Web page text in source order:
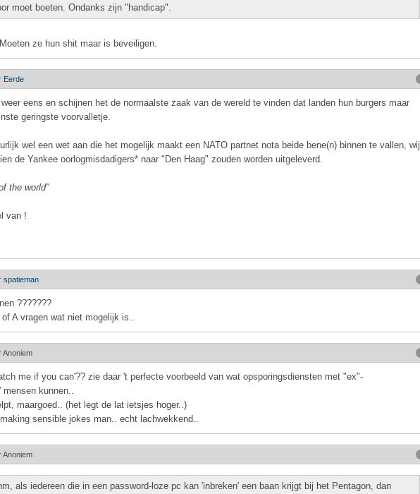
moet boeten. Ondanks zijn "handicap".
ze hun shit maar is beveiligen.
Eerde
eens en schijnen het de normaalste zaak van de wereld te vinden dat landen hun burgers maar
geringste voorvalletje.
wel een wet aan die het mogelijk maakt een NATO partnet nota beide bene(n) binnen te vallen, wij
de Yankee oorlogmisdadigers* naar "Den Haag" zouden worden uitgeleverd.
the world"
van !
spatieman
???????
A vragen wat niet mogelijk is..
Anoniem
me if you can'?? zie daar 't perfecte voorbeeld van wat opsporingsdiensten met "ex"-
mensen kunnen..
maargoed.. (het legt de lat ietsjes hoger..)
sensible jokes man.. echt lachwekkend..
Anoniem
als iedereen die in een password-loze pc kan 'inbreken' een baan krijgt bij het Pentagon, dan